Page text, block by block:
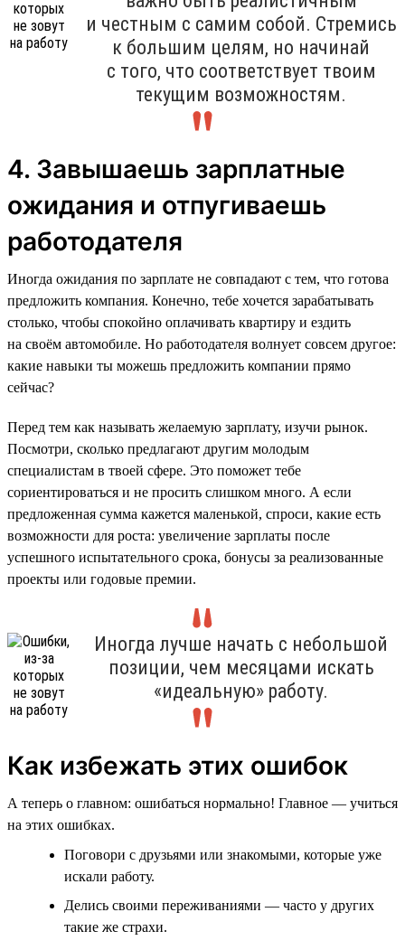
и честным с самим собой. Стремись
к большим целям, но начинай
с того, что соответствует твоим
текущим возможностям.
4. Завышаешь зарплатные
ожидания и отпугиваешь
работодателя
Иногда ожидания по зарплате не совпадают с тем, что готова
предложить компания. Конечно, тебе хочется зарабатывать
столько, чтобы спокойно оплачивать квартиру и ездить
на своём автомобиле. Но работодателя волнует совсем другое:
какие навыки ты можешь предложить компании прямо
сейчас?
Перед тем как называть желаемую зарплату, изучи рынок.
Посмотри, сколько предлагают другим молодым
специалистам в твоей сфере. Это поможет тебе
сориентироваться и не просить слишком много. А если
предложенная сумма кажется маленькой, спроси, какие есть
возможности для роста: увеличение зарплаты после
успешного испытательного срока, бонусы за реализованные
проекты или годовые премии.
Иногда лучше начать с небольшой
позиции, чем месяцами искать
«идеальную» работу.
Как избежать этих ошибок
А теперь о главном: ошибаться нормально! Главное — учиться
на этих ошибках.
Поговори с друзьями или знакомыми, которые уже
искали работу.
Делись своими переживаниями — часто у других
такие же страхи.